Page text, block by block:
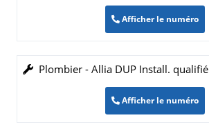
Afficher le numéro
Plombier - Allia DUP Install. qualifié
Afficher le numéro